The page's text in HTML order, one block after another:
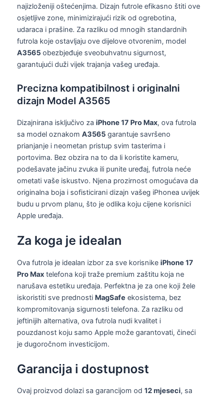
najizloženiji oštećenjima. Dizajn futrole efikasno štiti ove
osjetljive zone, minimizirajući rizik od ogrebotina,
udaraca i prašine. Za razliku od mnogih standardnih
futrola koje ostavljaju ove dijelove otvorenim, model
A3565 obezbjeđuje sveobuhvatnu sigurnost,
garantujući duži vijek trajanja vašeg uređaja.
Precizna kompatibilnost i originalni
dizajn Model A3565
Dizajnirana isključivo za iPhone 17 Pro Max, ova futrola
sa model oznakom A3565 garantuje savršeno
prianjanje i neometan pristup svim tasterima i
portovima. Bez obzira na to da li koristite kameru,
podešavate jačinu zvuka ili punite uređaj, futrola neće
ometati vaše iskustvo. Njena prozirnost omogućava da
originalna boja i sofisticirani dizajn vašeg iPhonea uvijek
budu u prvom planu, što je odlika koju cijene korisnici
Apple uređaja.
Za koga je idealan
Ova futrola je idealan izbor za sve korisnike iPhone 17
Pro Max telefona koji traže premium zaštitu koja ne
narušava estetiku uređaja. Perfektna je za one koji žele
iskoristiti sve prednosti MagSafe ekosistema, bez
kompromitovanja sigurnosti telefona. Za razliku od
jeftinijih alternativa, ova futrola nudi kvalitet i
pouzdanost koju samo Apple može garantovati, čineći
je dugoročnom investicijom.
Garancija i dostupnost
Ovaj proizvod dolazi sa garancijom od 12 mjeseci, sa